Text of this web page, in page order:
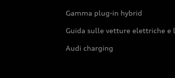
Gamma plug-in hybrid
Guida sulle vetture elettriche e
Audi charging